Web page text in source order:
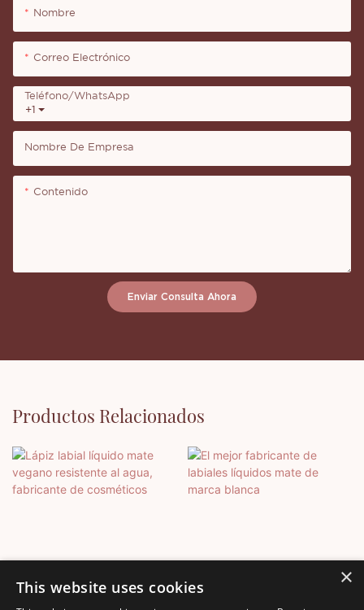
Nombre
Correo Electrónico
+1
Teléfono/WhatsApp
Nombre De Empresa
Contenido
Enviar Consulta Ahora
Productos Relacionados
×
This website uses cookies